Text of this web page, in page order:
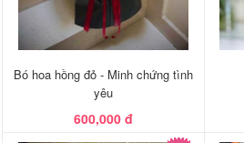
Bó hoa hồng đỏ - Minh chứng tình
yêu
600,000 đ